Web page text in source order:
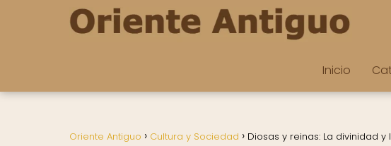
Inicio
Oriente Antiguo Cultura y Sociedad Diosas y reinas: La divinidad